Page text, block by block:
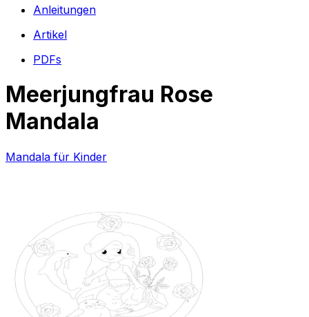
Anleitungen
Artikel
PDFs
Meerjungfrau Rose
Mandala
Mandala für Kinder